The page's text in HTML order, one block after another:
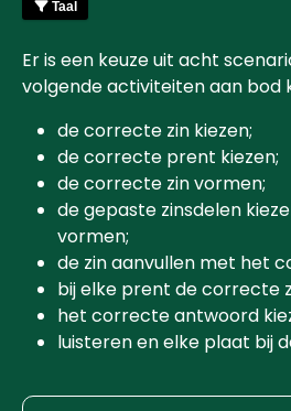
Taal
Er is een keuze uit acht
volgende activiteiten aan bod
de correcte zin kiezen;
de correcte prent kiezen;
de correcte zin vormen;
de gepaste zinsdelen
vormen;
de zin aanvullen met het
bij elke prent de correcte
het correcte antwoord
luisteren en elke plaat bij